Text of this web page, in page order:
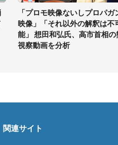
「プロモ映像ないしプロパガ
映像」「それ以外の解釈は不
能」 想田和弘氏、高市首相の
視察動画を分析
関連サイト